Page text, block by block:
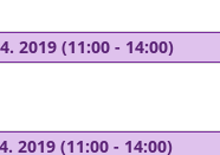
2019 (11:00 - 14:00)
2019 (11:00 - 14:00)